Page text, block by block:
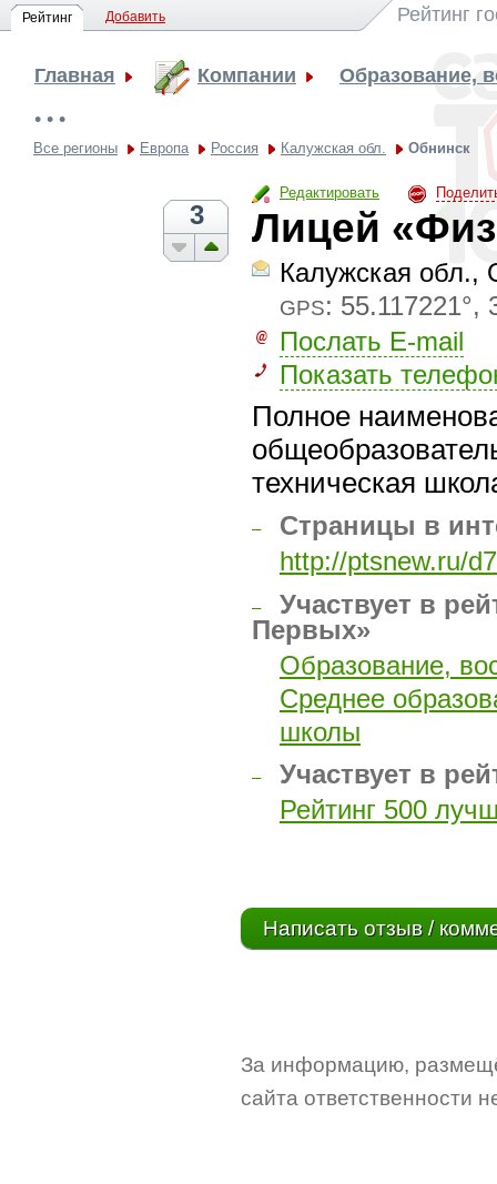
Рейтинг Добавить Рейтинг
Главная Компании Образование,
• • •
Все регионы Европа Россия Калужская обл. Обнинск
Редактировать
3 Лицей
Калужская обл.,
GPS: 55.117221°,
Послать E-mail
Показать
Полное
техническая
–
Страницы в
http://ptsnew.ru/
–
Участвует в
Первых»
Образование,
Среднее
школы
–
Участвует в
Рейтинг 500
Написать отзыв /
За информацию,
сайта ответственности